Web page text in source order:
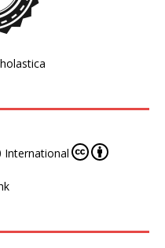
International